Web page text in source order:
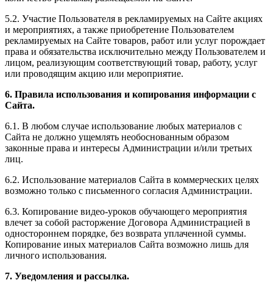
5.2. Участие Пользователя в рекламируемых на Сайте акциях
и мероприятиях, а также приобретение Пользователем
рекламируемых на Сайте товаров, работ или услуг порождает
права и обязательства исключительно между Пользователем и
лицом, реализующим соответствующий товар, работу, услуг
или проводящим акцию или мероприятие.
6. Правила использования и копирования информации с
Сайта.
6.1. В любом случае использование любых материалов с
Сайта не должно ущемлять необоснованным образом
законные права и интересы Администрации и/или третьих
лиц.
6.2. Использование материалов Сайта в коммерческих целях
возможно только с письменного согласия Администрации.
6.3. Копирование видео-уроков обучающего мероприятия
влечет за собой расторжение Договора Администрацией в
одностороннем порядке, без возврата уплаченной суммы.
Копирование иных материалов Сайта возможно лишь для
личного использования.
7. Уведомления и рассылка.